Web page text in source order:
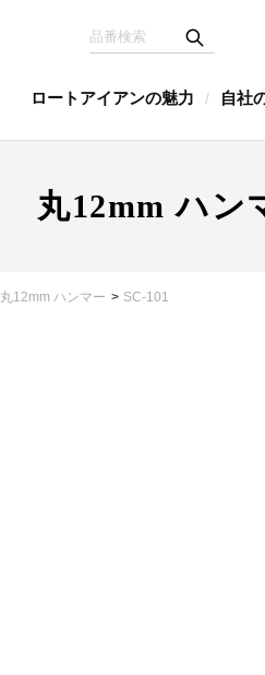
ロートアイアンの魅力 / 自社
丸12mm ハン
丸12mm ハンマー SC-101